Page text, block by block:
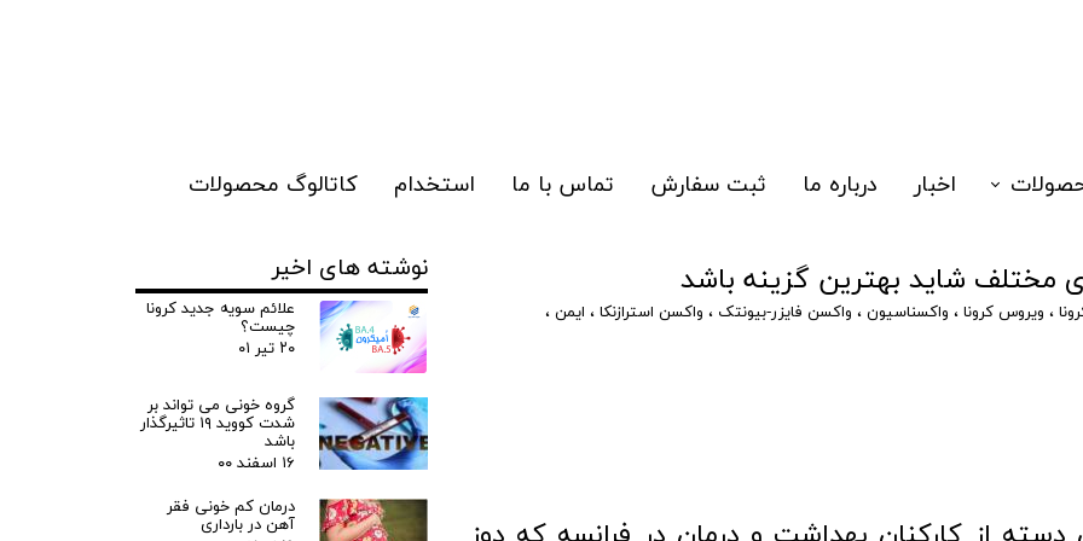
اخبار درباره ما ثبت سفارش تماس با ما استخدام کاتالوگ محصولات
مختلف شاید بهترین گزینه باشد
، ویروس کرونا ، واکسناسیون ، واکسن فایزر-بیونتک ، واکسن استرازنکا ، ایمن ،
نوشته های اخیر
علائم سویه جدید کرونا
چیست؟
۲۰ تیر ۰۱
گروه خونی می تواند بر
شدت کووید ۱۹ تاثیرگذار
باشد
۱۶ اسفند ۰۰
درمان کم خونی فقر
آهن در بارداری